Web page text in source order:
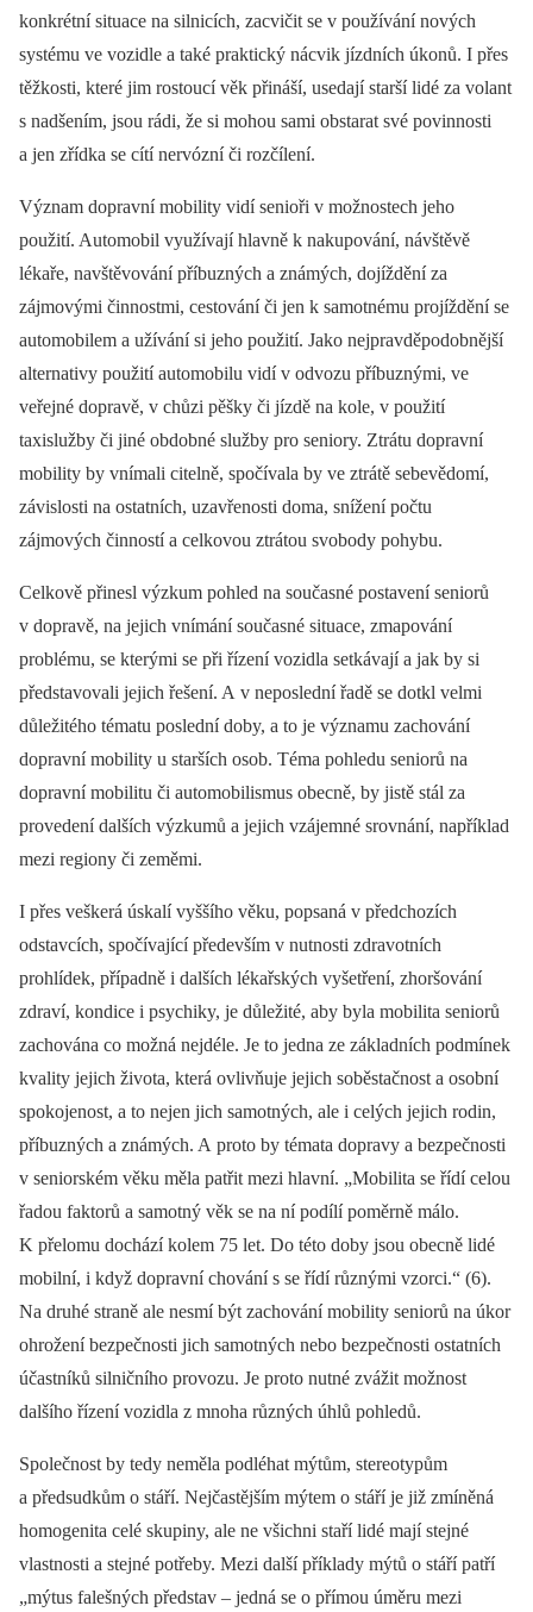
konkrétní situace na silnicích, zacvičit se v používání nových
systému ve vozidle a také praktický nácvik jízdních úkonů. I přes
těžkosti, které jim rostoucí věk přináší, usedají starší lidé za volant
s nadšením, jsou rádi, že si mohou sami obstarat své povinnosti
a jen zřídka se cítí nervózní či rozčílení.
Význam dopravní mobility vidí senioři v možnostech jeho
použití. Automobil využívají hlavně k nakupování, návštěvě
lékaře, navštěvování příbuzných a známých, dojíždění za
zájmovými činnostmi, cestování či jen k samotnému projíždění se
automobilem a užívání si jeho použití. Jako nejpravděpodobnější
alternativy použití automobilu vidí v odvozu příbuznými, ve
veřejné dopravě, v chůzi pěšky či jízdě na kole, v použití
taxislužby či jiné obdobné služby pro seniory. Ztrátu dopravní
mobility by vnímali citelně, spočívala by ve ztrátě sebevědomí,
závislosti na ostatních, uzavřenosti doma, snížení počtu
zájmových činností a celkovou ztrátou svobody pohybu.
Celkově přinesl výzkum pohled na současné postavení seniorů
v dopravě, na jejich vnímání současné situace, zmapování
problému, se kterými se při řízení vozidla setkávají a jak by si
představovali jejich řešení. A v neposlední řadě se dotkl velmi
důležitého tématu poslední doby, a to je významu zachování
dopravní mobility u starších osob. Téma pohledu seniorů na
dopravní mobilitu či automobilismus obecně, by jistě stál za
provedení dalších výzkumů a jejich vzájemné srovnání, například
mezi regiony či zeměmi.
I přes veškerá úskalí vyššího věku, popsaná v předchozích
odstavcích, spočívající především v nutnosti zdravotních
prohlídek, případně i dalších lékařských vyšetření, zhoršování
zdraví, kondice i psychiky, je důležité, aby byla mobilita seniorů
zachována co možná nejdéle. Je to jedna ze základních podmínek
kvality jejich života, která ovlivňuje jejich soběstačnost a osobní
spokojenost, a to nejen jich samotných, ale i celých jejich rodin,
příbuzných a známých. A proto by témata dopravy a bezpečnosti
v seniorském věku měla patřit mezi hlavní. „Mobilita se řídí celou
řadou faktorů a samotný věk se na ní podílí poměrně málo.
K přelomu dochází kolem 75 let. Do této doby jsou obecně lidé
mobilní, i když dopravní chování s se řídí různými vzorci.“ (6).
Na druhé straně ale nesmí být zachování mobility seniorů na úkor
ohrožení bezpečnosti jich samotných nebo bezpečnosti ostatních
účastníků silničního provozu. Je proto nutné zvážit možnost
dalšího řízení vozidla z mnoha různých úhlů pohledů.
Společnost by tedy neměla podléhat mýtům, stereotypům
a předsudkům o stáří. Nejčastějším mýtem o stáří je již zmíněná
homogenita celé skupiny, ale ne všichni staří lidé mají stejné
vlastnosti a stejné potřeby. Mezi další příklady mýtů o stáří patří
„mýtus falešných představ –⁠ jedná se o přímou úměru mezi